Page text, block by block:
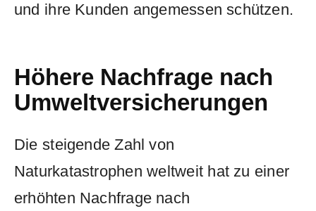
und ⁤ihre Kunden angemessen schützen.
Höhere Nachfrage nach
Umweltversicherungen
Die⁢ steigende Zahl von
Naturkatastrophen ⁤weltweit ⁢hat zu einer
erhöhten Nachfrage nach